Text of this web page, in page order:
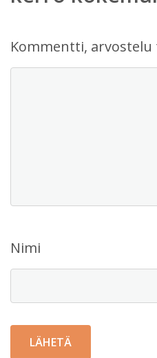
Kommentti, arvostelu
Nimi